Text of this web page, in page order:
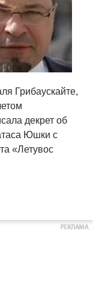
Грибаускайте,
декрет об
Юшки с
«Летувос